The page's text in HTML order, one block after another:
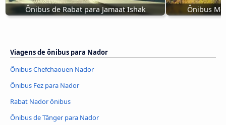
Ônibus de Rabat para Jamaat Ishak Ônibus
Viagens de ônibus para Nador
Ônibus Chefchaouen Nador
Ônibus Fez para Nador
Rabat Nador ônibus
Ônibus de Tânger para Nador